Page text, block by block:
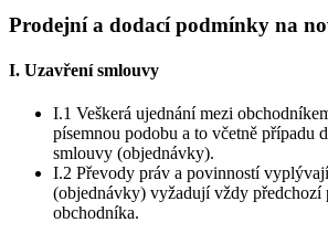
Prodejní a dodací podmínky na
I. Uzavření smlouvy
I.1 Veškerá ujednání mezi
písemnou podobu a to včetně případu
smlouvy (objednávky).
I.2 Převody práv a povinností
(objednávky) vyžadují vždy předchozí
obchodníka.